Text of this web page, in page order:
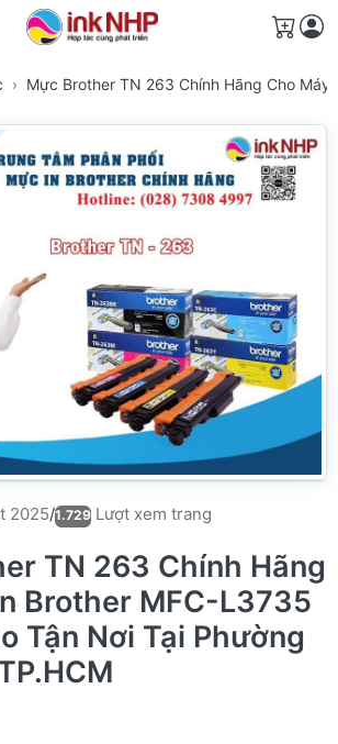
Giỏ
Mực Brother TN 263 Chính Hãng Cho Máy
2025/1.729 Lượt xem trang
TN 263 Chính Hãng
Brother MFC-L3735
Tận Nơi Tại Phường